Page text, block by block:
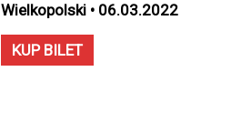
Wielkopolski • 06.03.2022
KUP BILET